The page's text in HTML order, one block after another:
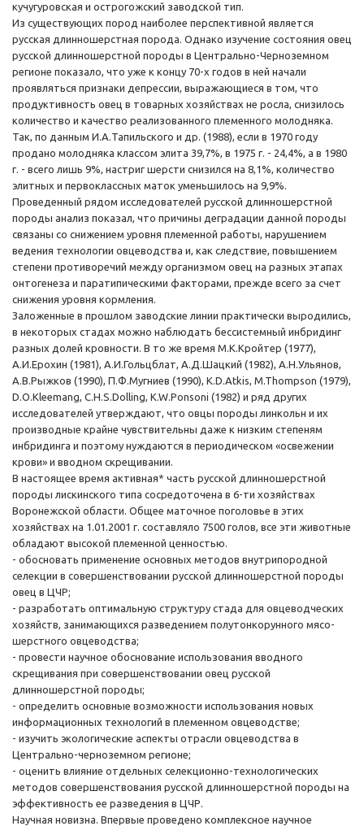
кучугуровская и острогожский заводской тип.
Из существующих пород наиболее перспективной является
русская длинношерстная порода. Однако изучение состояния овец
русской длинношерстной породы в Центрально-Черноземном
регионе показало, что уже к концу 70-х годов в ней начали
проявляться признаки депрессии, выражающиеся в том, что
продуктивность овец в товарных хозяйствах не росла, снизилось
количество и качество реализованного племенного молодняка.
Так, по данным И.А.Тапильского и др. (1988), если в 1970 году
продано молодняка классом элита 39,7%, в 1975 г. - 24,4%, а в 1980
г. - всего лишь 9%, настриг шерсти снизился на 8,1%, количество
элитных и первоклассных маток уменьшилось на 9,9%.
Проведенный рядом исследователей русской длинношерстной
породы анализ показал, что причины деградации данной породы
связаны со снижением уровня племенной работы, нарушением
ведения технологии овцеводства и, как следствие, повышением
степени противоречий между организмом овец на разных этапах
онтогенеза и паратипическими факторами, прежде всего за счет
снижения уровня кормления.
Заложенные в прошлом заводские линии практически выродились,
в некоторых стадах можно наблюдать бессистемный инбридинг
разных долей кровности. В то же время М.К.Кройтер (1977),
А.И.Ерохин (1981), А.И.Гольцблат, А.Д.Шацкий (1982), А.Н.Ульянов,
А.В.Рыжков (1990), П.Ф.Мугниев (1990), K.D.Atkis, M.Thompson (1979),
D.O.Kleemang, С.H.S.Dolling, K.W.Ponsoni (1982) и ряд других
исследователей утверждают, что овцы породы линкольн и их
производные крайне чувствительны даже к низким степеням
инбридинга и поэтому нуждаются в периодическом «освежении
крови» и вводном скрещивании.
В настоящее время активная* часть русской длинношерстной
породы лискинского типа сосредоточена в 6-ти хозяйствах
Воронежской области. Общее маточное поголовье в этих
хозяйствах на 1.01.2001 г. составляло 7500 голов, все эти животные
обладают высокой племенной ценностью.
- обосновать применение основных методов внутрипородной
селекции в совершенствовании русской длинношерстной породы
овец в ЦЧР;
- разработать оптимальную структуру стада для овцеводческих
хозяйств, занимающихся разведением полутонкорунного мясо-
шерстного овцеводства;
- провести научное обоснование использования вводного
скрещивания при совершенствовании овец русской
длинношерстной породы;
- определить основные возможности использования новых
информационных технологий в племенном овцеводстве;
- изучить экологические аспекты отрасли овцеводства в
Центрально-черноземном регионе;
- оценить влияние отдельных селекционно-технологических
методов совершенствования русской длинношерстной породы на
эффективность ее разведения в ЦЧР.
Научная новизна. Впервые проведено комплексное научное